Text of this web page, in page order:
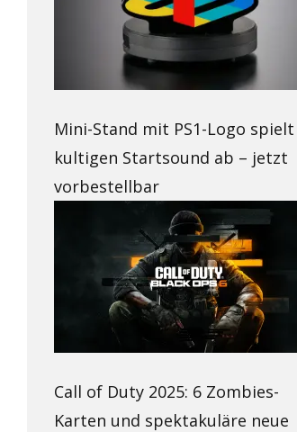
Mini-Stand mit PS1-Logo spielt
kultigen Startsound ab – jetzt
vorbestellbar
Call of Duty 2025: 6 Zombies-
Karten und spektakuläre neue